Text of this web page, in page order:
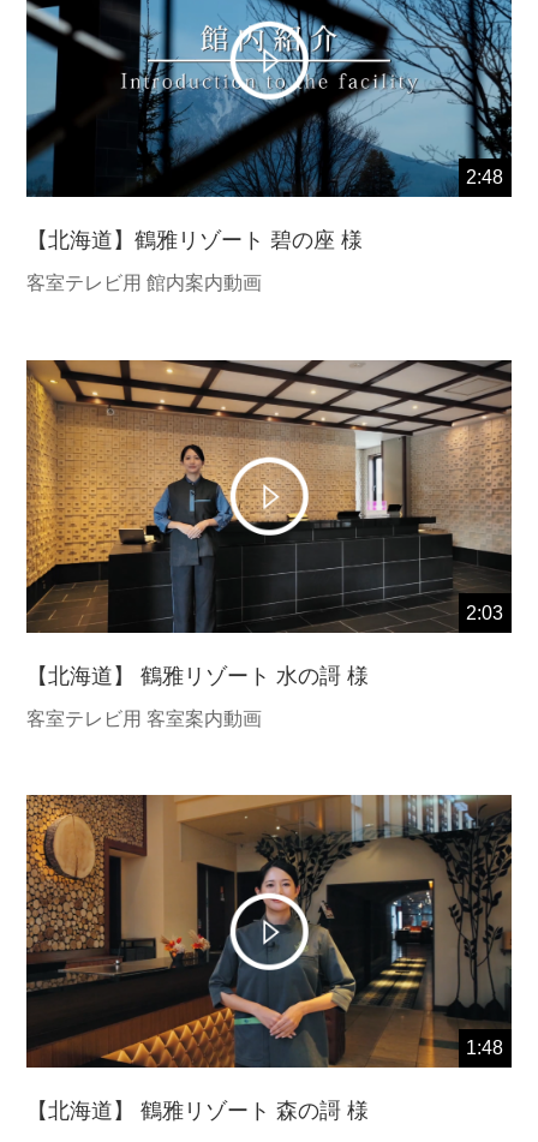
2:48
【北海道】鶴雅リゾート 碧の座 様
客室テレビ用 館内案内動画
2:03
【北海道】 鶴雅リゾート 水の謌 様
客室テレビ用 客室案内動画
1:48
【北海道】 鶴雅リゾート 森の謌 様